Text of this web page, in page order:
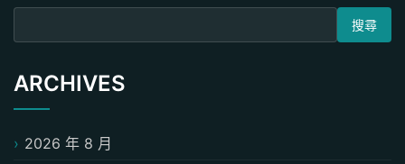
搜尋關鍵字:
ARCHIVES
2026 年 8 月